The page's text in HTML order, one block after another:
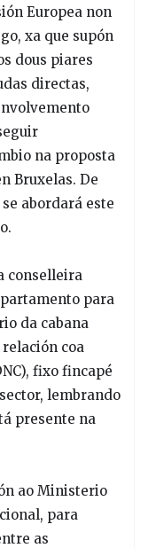
Europea non
xa que supón
dous piares
directas,
na proposta
Bruxelas. De
abordará este
conselleira
para
da cabana
coa
fixo fincapé
lembrando
presente na
ao Ministerio
para
as